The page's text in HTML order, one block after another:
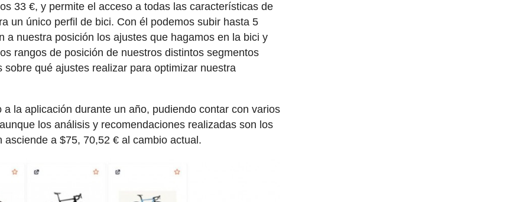
33 €, y permite el acceso a todas las características de
un único perfil de bici. Con él podemos subir hasta 5
nuestra posición los ajustes que hagamos en la bici y
rangos de posición de nuestros distintos segmentos
qué ajustes realizar para optimizar nuestra
la aplicación durante un año, pudiendo contar con varios
los análisis y recomendaciones realizadas son los
a $75, 70,52 € al cambio actual.